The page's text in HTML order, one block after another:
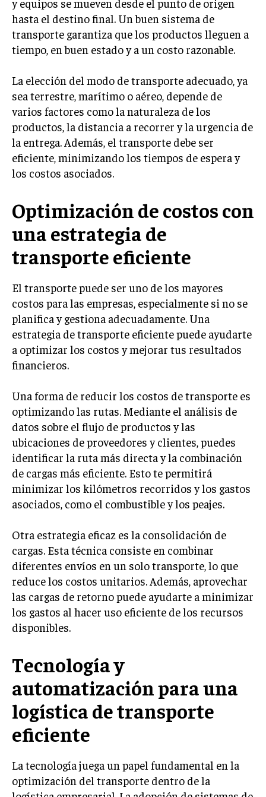
PUBLICIDAD
VENTAS Y PERSUASIÓN
GESTIÓN DE PRODUCTOS
COMUNICACIÓN CORPORATIVA
GESTIÓN DE MARCA
INVESTIGACIÓN DE MERCADO
ANÁLISIS DE COMPETENCIA
GESTIÓN DE CLIENTES
INNOVACIÓN EMPRESARIAL
GESTIÓN DEL CAMBIO
LIDERAZGO
EMPRENDIMIENTO
PLANIFICACIÓN EMPRESARIAL
FINANZAS
FINANZAS Y CONTABILIDAD
INVERSIONES Y MERCADOS FINANCIEROS
CONTABILIDAD EMPRESARIAL
ECONOMÍA EMPRESARIAL
INTERNACIONAL
NEGOCIOS INTERNACIONALES
COMERCIO INTERNACIONAL
EXPANSIÓN GLOBAL
IMPORTACIÓN Y EXPORTACIÓN
ALIANZAS ESTRATÉGICAS
TECNOLOGIA
SOSTENIBILIDAD Y MEDIO AMBIENTE
TRANSFORMACIÓN DIGITAL
ANALÍTICA EMPRESARIAL Y BUSINESS
INTELLIGENCE
CIBERSEGURIDAD EMPRESARIAL
EMPRESAS FAMILIARES Y SUCESIÓN
GESTIÓN DEL RIESGO EMPRESARIAL
hasta el destino final. Un buen sistema de
transporte garantiza que los productos lleguen a
tiempo, en buen estado y a un costo razonable.
La elección del modo de transporte adecuado, ya
sea terrestre, marítimo o aéreo, depende de
varios factores como la naturaleza de los
productos, la distancia a recorrer y la urgencia de
la entrega. Además, el transporte debe ser
eficiente, minimizando los tiempos de espera y
los costos asociados.
Optimización de costos con
una estrategia de
transporte eficiente
El transporte puede ser uno de los mayores
costos para las empresas, especialmente si no se
planifica y gestiona adecuadamente. Una
estrategia de transporte eficiente puede ayudarte
a optimizar los costos y mejorar tus resultados
financieros.
Una forma de reducir los costos de transporte es
optimizando las rutas. Mediante el análisis de
datos sobre el flujo de productos y las
ubicaciones de proveedores y clientes, puedes
identificar la ruta más directa y la combinación
de cargas más eficiente. Esto te permitirá
minimizar los kilómetros recorridos y los gastos
asociados, como el combustible y los peajes.
Otra estrategia eficaz es la consolidación de
cargas. Esta técnica consiste en combinar
diferentes envíos en un solo transporte, lo que
reduce los costos unitarios. Además, aprovechar
las cargas de retorno puede ayudarte a minimizar
los gastos al hacer uso eficiente de los recursos
disponibles.
Tecnología y
automatización para una
logística de transporte
eficiente
La tecnología juega un papel fundamental en la
optimización del transporte dentro de la